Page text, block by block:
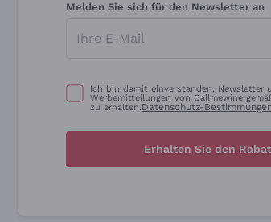
Melden Sie sich für den Newsletter an
Ich bin damit einverstanden, Newsletter
Werbemitteilungen von Callmewine
zu erhalten.Datenschutz-
Erhalten Sie den